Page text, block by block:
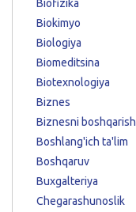
Biofizika
Biokimyo
Biologiya
Biomeditsina
Biotexnologiya
Biznes
Biznesni boshqarish
Boshlang'ich ta'lim
Boshqaruv
Buxgalteriya
Chegarashunoslik